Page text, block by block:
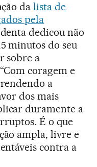
dalista de
pela
dedicou não
minutos do seu
sobre a
coragem e
a
dos mais
duramente a
É o que
ampla, livre e
contra a